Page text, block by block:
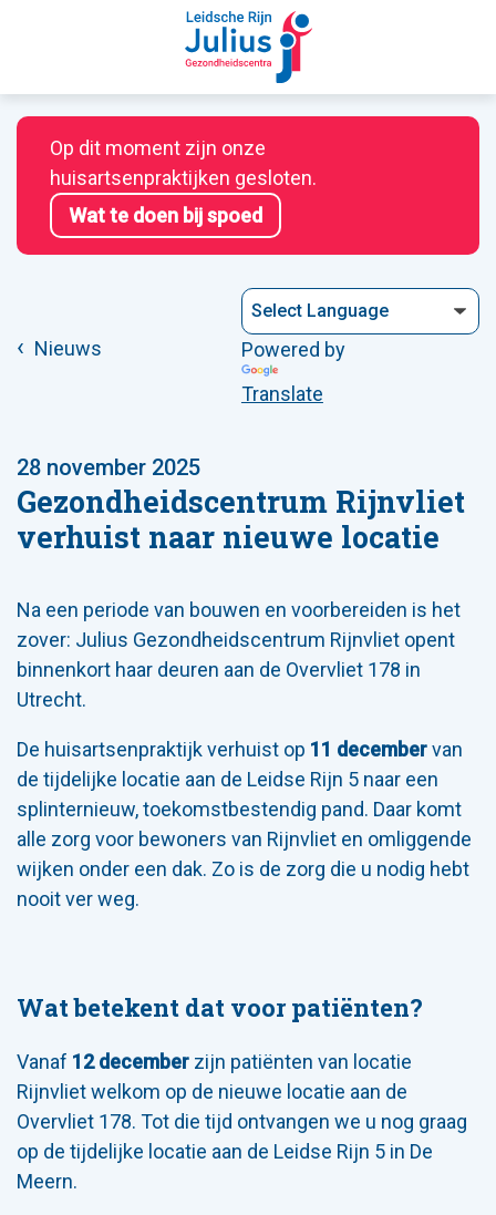
Op dit moment zijn onze
huisartsenpraktijken gesloten.
Wat te doen bij spoed
Nieuws
Powered by
Translate
Gezondheidscentrum Rijnvliet
verhuist naar nieuwe locatie
28 november 2025
Na een periode van bouwen en voorbereiden is het
zover: Julius Gezondheidscentrum Rijnvliet opent
binnenkort haar deuren aan de Overvliet 178 in
Utrecht.
De huisartsenpraktijk verhuist op 11 decembervan
de tijdelijke locatie aan de Leidse Rijn 5 naar een
splinternieuw, toekomstbestendig pand. Daar komt
alle zorg voor bewoners van Rijnvliet en omliggende
wijken onder een dak. Zo is de zorg die u nodig hebt
nooit ver weg.
Wat betekent dat voor patiënten?
Vanaf 12 december zijn patiënten van locatie
Rijnvliet welkom op de nieuwe locatie aan de
Overvliet 178. Tot die tijd ontvangen we u nog graag
op de tijdelijke locatie aan de Leidse Rijn 5 in De
Meern.